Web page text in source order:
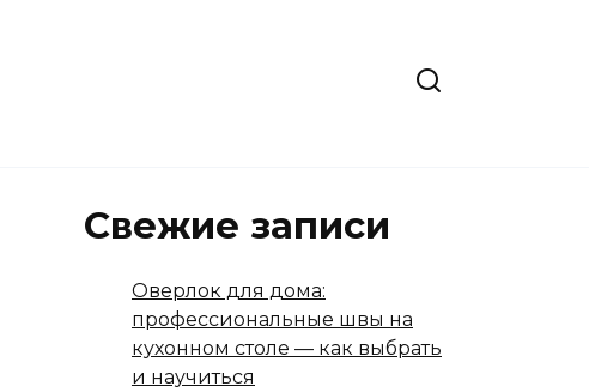
Свежие записи
Оверлок для дома:
профессиональные швы на
кухонном столе — как выбрать
и научиться